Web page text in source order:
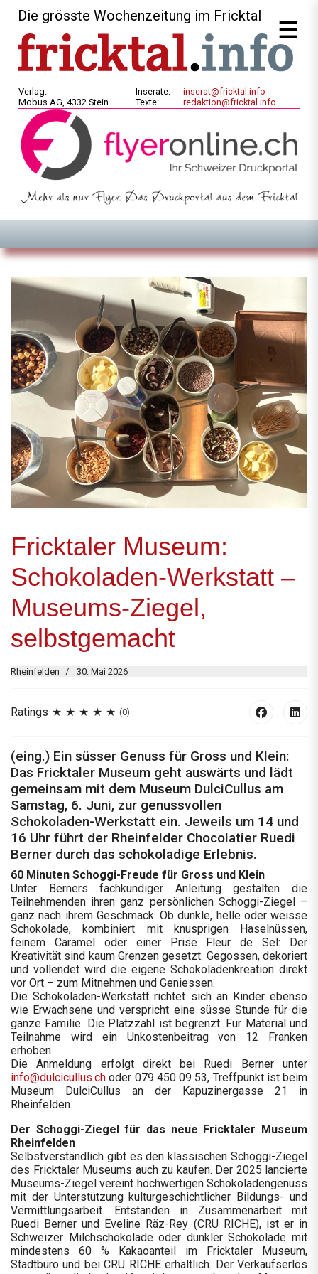
Die grösste Wochenzeitung im Fricktal
Verlag:
Mobus AG, 4332 Stein
Inserate:
Texte:
inserat@fricktal.info
redaktion@fricktal.info
Fricktaler Museum:
Schokoladen-Werkstatt –
Museums-Ziegel,
selbstgemacht
Rheinfelden 30. Mai 2026
Ratings (0)
(eing.) Ein süsser Genuss für Gross und Klein:
Das Fricktaler Museum geht auswärts und lädt
gemeinsam mit dem Museum DulciCullus am
Samstag, 6. Juni, zur genussvollen
Schokoladen-Werkstatt ein. Jeweils um 14 und
16 Uhr führt der Rheinfelder Chocolatier Ruedi
Berner durch das schokoladige Erlebnis.
60 Minuten Schoggi-Freude für Gross und Klein
Unter Berners fachkundiger Anleitung gestalten die
Teilnehmenden ihren ganz persönlichen Schoggi-Ziegel –
ganz nach ihrem Geschmack. Ob dunkle, helle oder weisse
Schokolade, kombiniert mit knusprigen Haselnüssen,
feinem Caramel oder einer Prise Fleur de Sel: Der
Kreativität sind kaum Grenzen gesetzt. Gegossen, dekoriert
und vollendet wird die eigene Schokoladenkreation direkt
vor Ort – zum Mitnehmen und Geniessen.
Die Schokoladen-Werkstatt richtet sich an Kinder ebenso
wie Erwachsene und verspricht eine süsse Stunde für die
ganze Familie. Die Platzzahl ist begrenzt. Für Material und
Teilnahme wird ein Unkostenbeitrag von 12 Franken
erhoben
Die Anmeldung erfolgt direkt bei Ruedi Berner unter
info@dulcicullus.ch oder 079 450 09 53, Treffpunkt ist beim
Museum DulciCullus an der Kapuzinergasse 21 in
Rheinfelden.
Der Schoggi-Ziegel für das neue Fricktaler Museum
Rheinfelden
Selbstverständlich gibt es den klassischen Schoggi-Ziegel
des Fricktaler Museums auch zu kaufen. Der 2025 lancierte
Museums-Ziegel vereint hochwertigen Schokoladengenuss
mit der Unterstützung kulturgeschichtlicher Bildungs- und
Vermittlungsarbeit. Entstanden in Zusammenarbeit mit
Ruedi Berner und Eveline Räz-Rey (CRU RICHE), ist er in
Schweizer Milchschokolade oder dunkler Schokolade mit
mindestens 60 % Kakaoanteil im Fricktaler Museum,
Stadtbüro und bei CRU RICHE erhältlich. Der Verkaufserlös